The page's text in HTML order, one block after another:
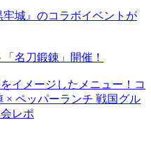
牢城』のコラボイベントが
名刀鍛錬」開催！
イメージしたメニュー！コ
× ペッパーランチ 戦国グル
レポ